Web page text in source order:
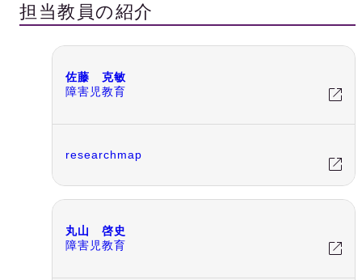
担当教員の紹介
佐藤 克敏
障害児教育
researchmap
丸山 啓史
障害児教育